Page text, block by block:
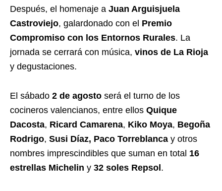
Después, el homenaje a Juan Arguisjuela
Castroviejo, galardonado con el Premio
Compromiso con los Entornos Rurales. La
jornada se cerrará con música, vinos de La Rioja
y degustaciones.
El sábado 2 de agosto será el turno de los
cocineros valencianos, entre ellos Quique
Dacosta, Ricard Camarena, Kiko Moya, Begoña
Rodrigo, Susi Díaz, Paco Torreblanca y otros
nombres imprescindibles que suman en total 16
estrellas Michelin y 32 soles Repsol.